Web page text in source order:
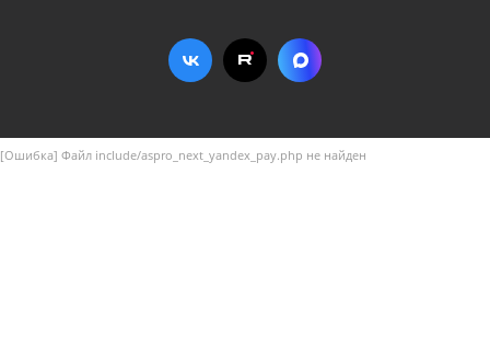
[Ошибка] Файл include/aspro_next_yandex_pay.php не найден